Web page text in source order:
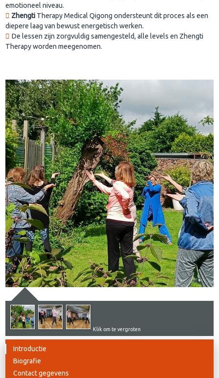
emotioneel niveau.
Zhengti Therapy Medical Qigong ondersteunt dit proces als een
diepere laag van bewust energetisch werken.
De lessen zijn zorgvuldig samengesteld, alle levels en Zhengti
Therapy worden meegenomen.
Klik om te vergroten
Introductie
Biografie
Contact gegevens